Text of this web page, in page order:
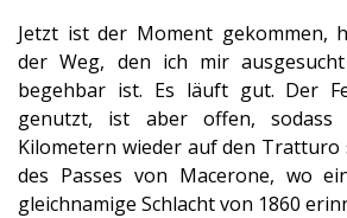
Jetzt ist der Moment gekommen,
der Weg, den ich mir
begehbar ist. Es läuft gut. Der
genutzt, ist aber offen, sodass
Kilometern wieder auf den Tratturo
des Passes von Macerone, wo
gleichnamige Schlacht von 1860